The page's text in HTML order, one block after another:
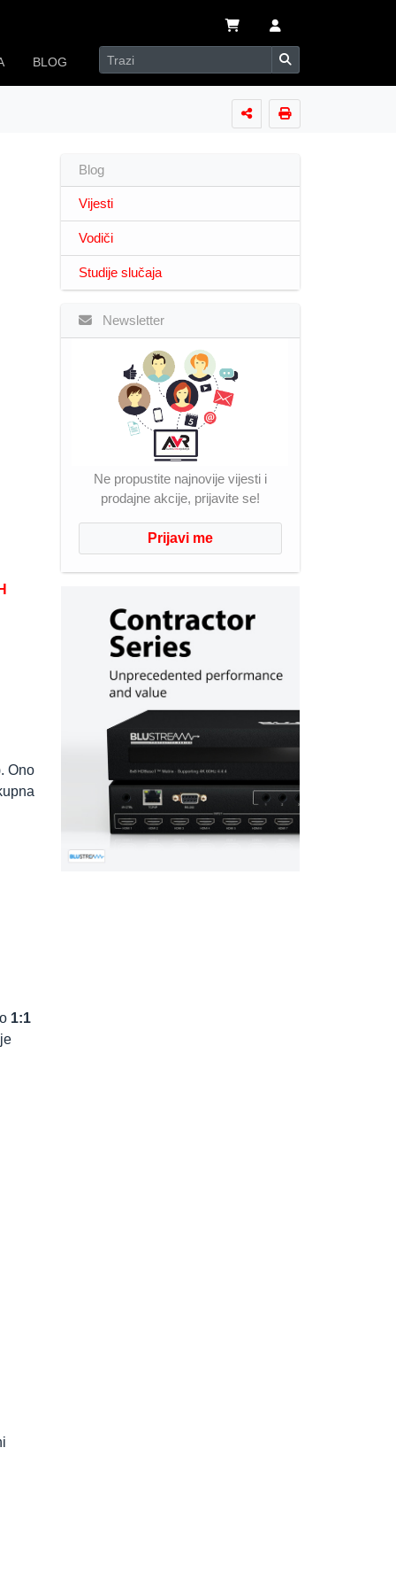
BLOG
Ono
1:1
Blog
Vijesti
Vodiči
Studije slučaja
Newsletter
Ne propustite najnovije vijesti i
prodajne akcije, prijavite se!
Prijavi me